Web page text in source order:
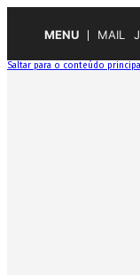
MENU MAIL
Saltar para o conteúdo